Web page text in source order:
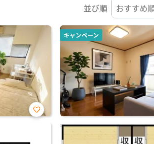
並び順
お気
キャンペーン